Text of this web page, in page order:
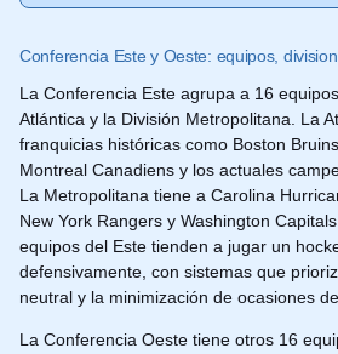
Conferencia Este y Oeste: equipos,
La Conferencia Este agrupa a 16
Atlántica y la División Metropolitana. La
franquicias históricas como Boston
Montreal Canadiens y los actuales
La Metropolitana tiene a Carolina
New York Rangers y Washington
equipos del Este tienden a jugar un
defensivamente, con sistemas que
neutral y la minimización de ocasiones
La Conferencia Oeste tiene otros 16